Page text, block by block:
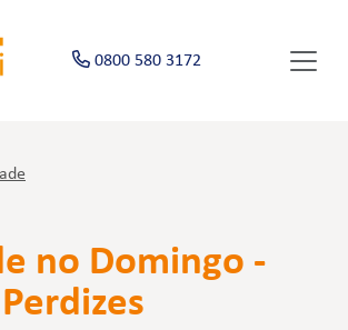
0800 580 3172
no Domingo -